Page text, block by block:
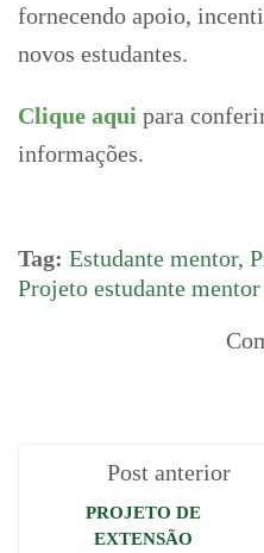
fornecendo apoio,
novos estudantes.
Clique aqui para
informações.
Tag: Estudante mentor,
Projeto estudante mentor
Post anterior
PROJETO DE
EXTENSÃO